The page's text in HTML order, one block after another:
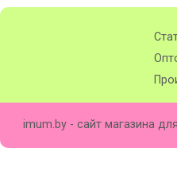
imum.by - сайт магазина